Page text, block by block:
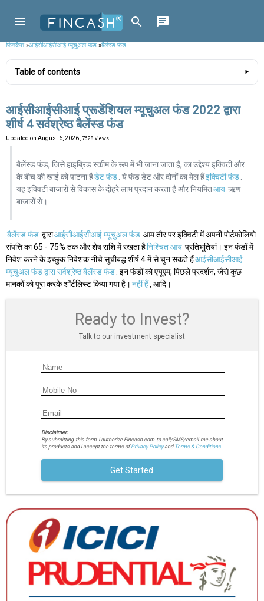
फिनकैश»आईसीआईसीआई म्यूचुअल फंड»बैलेंस्ड फंड
Table of contents
आईसीआईसीआई प्रूडेंशियल म्यूचुअल फंड 2022 द्वारा
शीर्ष 4 सर्वश्रेष्ठ बैलेंस्ड फंड
Updated on August 6, 2026 , 7628 views
बैलेंस्ड फंड, जिसे हाइब्रिड स्कीम के रूप में भी जाना जाता है, का उद्देश्य इक्विटी और
के बीच की खाई को पाटना हैडेट फंड . ये फंड डेट और दोनों का मेल हैंइक्विटी फंड .
यह इक्विटी बाजारों से विकास के दोहरे लाभ प्रदान करता है और नियमितआय ऋण
बाजारों से।
बैलेंस्ड फंड द्वाराआईसीआईसीआई म्यूचुअल फंड आम तौर पर इक्विटी में अपनी पोर्टफोलियो
संपत्ति का 65 - 75% तक और शेष राशि में रखता हैनिश्चित आय प्रतिभूतियां। इन फंडों में
निवेश करने के इच्छुक निवेशक नीचे सूचीबद्ध शीर्ष 4 में से चुन सकते हैंआईसीआईसीआई
म्यूचुअल फंड द्वारा सर्वश्रेष्ठ बैलेंस्ड फंड. इन फंडों को एयूएम, पिछले प्रदर्शन, जैसे कुछ
मानकों को पूरा करके शॉर्टलिस्ट किया गया है। नहीं हैं, आदि।
Ready to Invest?
Talk to our investment specialist
Disclaimer:
By submitting this form I authorize Fincash.com to call/SMS/email me about
its products and I accept the terms ofPrivacy Policyand Terms & Conditions.
Get Started